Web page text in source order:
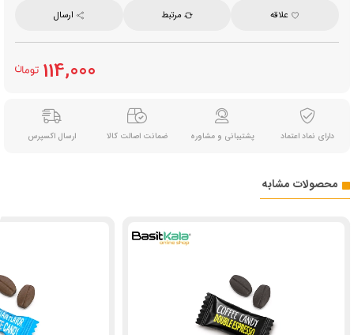
علاقه مرتبط ارسال
114,000
دارای نماد اعتماد پشتیبانی و مشاوره ضمانت اصالت کالا ارسال اکسپرس
محصولات مشابه